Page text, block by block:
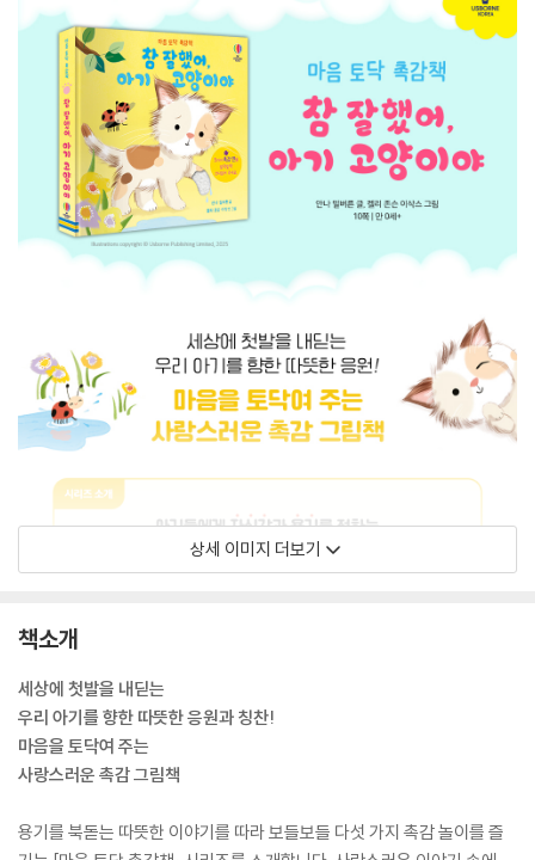
상세 이미지 더보기
책소개
세상에 첫발을 내딛는
우리 아기를 향한 따뜻한 응원과 칭찬!
마음을 토닥여 주는
사랑스러운 촉감 그림책
용기를 북돋는 따뜻한 이야기를 따라 보들보들 다섯 가지 촉감 놀이를 즐